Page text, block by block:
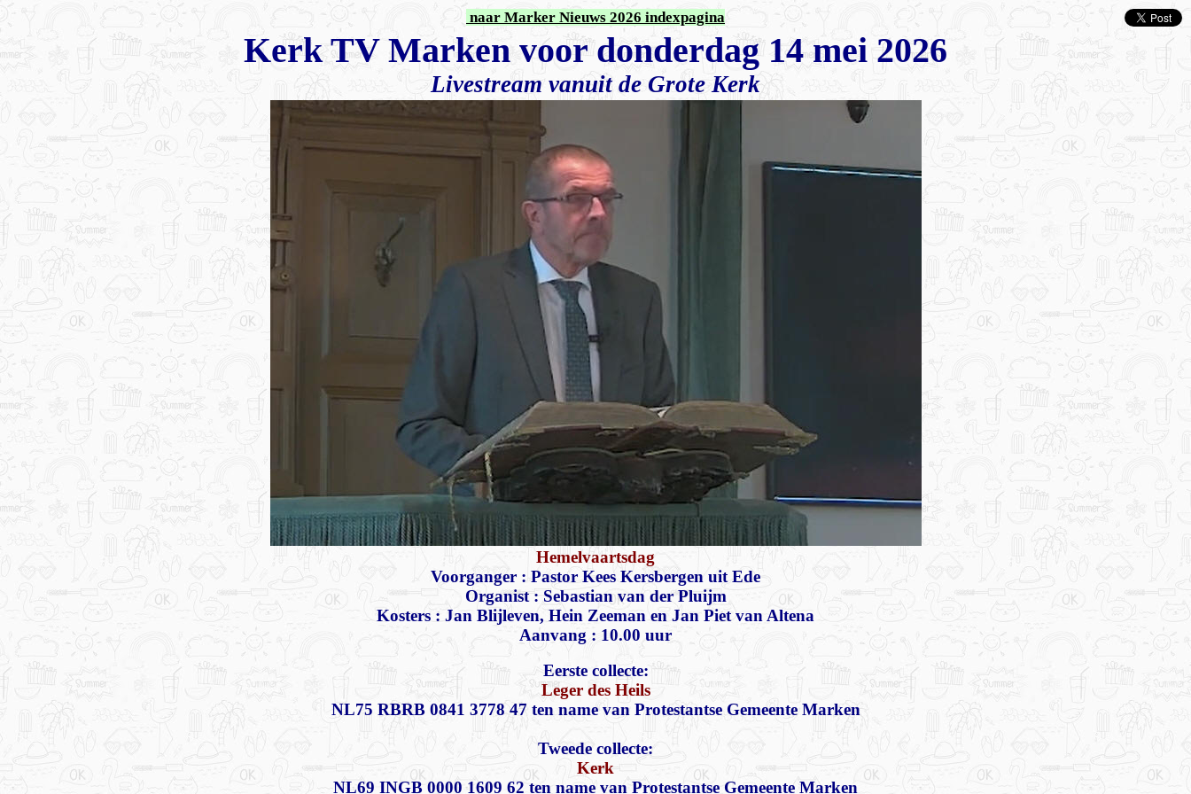
naar Marker Nieuws 2026 indexpagina
Kerk TV Marken voor donderdag 14 mei 2026
Livestream vanuit de Grote Kerk
Hemelvaartsdag
Voorganger : Pastor Kees Kersbergen uit Ede
Organist : Sebastian van der Pluijm
Kosters : Jan Blijleven, Hein Zeeman en Jan Piet van Altena
Aanvang : 10.00 uur
Eerste collecte:
Leger des Heils
NL75 RBRB 0841 3778 47 ten name van Protestantse Gemeente Marken
Tweede collecte:
Kerk
NL69 INGB 0000 1609 62 ten name van Protestantse Gemeente Marken